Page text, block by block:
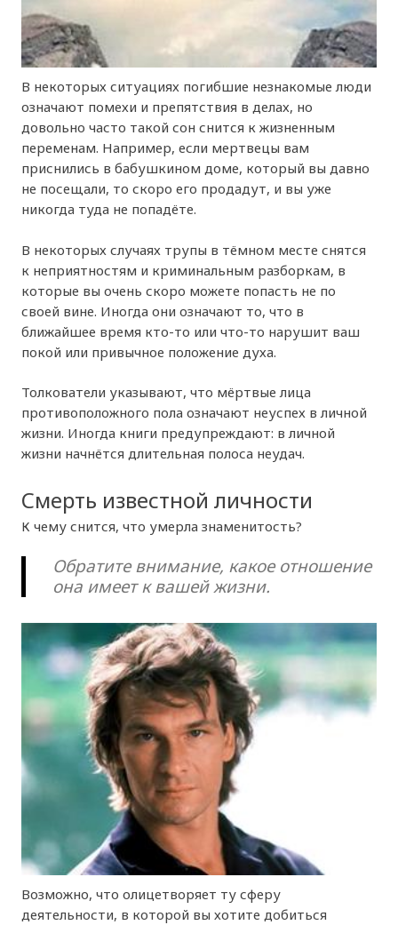
В некоторых ситуациях погибшие незнакомые люди
означают помехи и препятствия в делах, но
довольно часто такой сон снится к жизненным
переменам. Например, если мертвецы вам
приснились в бабушкином доме, который вы давно
не посещали, то скоро его продадут, и вы уже
никогда туда не попадёте.
В некоторых случаях трупы в тёмном месте снятся
к неприятностям и криминальным разборкам, в
которые вы очень скоро можете попасть не по
своей вине. Иногда они означают то, что в
ближайшее время кто-то или что-то нарушит ваш
покой или привычное положение духа.
Толкователи указывают, что мёртвые лица
противоположного пола означают неуспех в личной
жизни. Иногда книги предупреждают: в личной
жизни начнётся длительная полоса неудач.
Смерть известной личности
К чему снится, что умерла знаменитость?
Обратите внимание, какое отношение
она имеет к вашей жизни.
Возможно, что олицетворяет ту сферу
деятельности, в которой вы хотите добиться